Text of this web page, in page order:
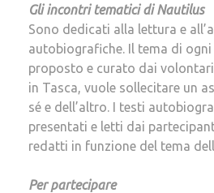
Gli incontri tematici di Nautilus
Sono dedicati alla lettura e
autobiografiche. Il tema di ogni
proposto e curato dai volontari
in Tasca, vuole sollecitare un
sé e dell’altro. I testi
presentati e letti dai
redatti in funzione del tema
Per partecipare